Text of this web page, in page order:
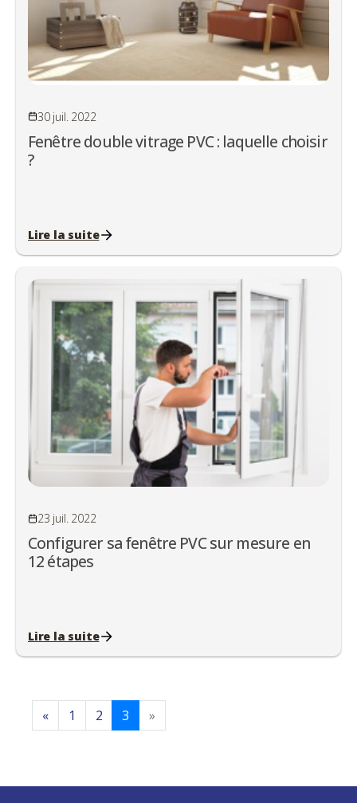
30 juil. 2022
Fenêtre double vitrage PVC : laquelle choisir
?
Lire la suite
23 juil. 2022
Configurer sa fenêtre PVC sur mesure en
12 étapes
Lire la suite
«Previous
1 2 3 »